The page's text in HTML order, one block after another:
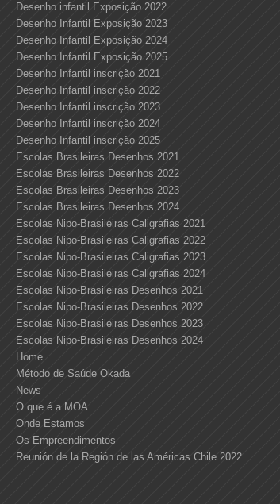
Desenho infantil Exposição 2022
Desenho Infantil Exposição 2023
Desenho Infantil Exposição 2024
Desenho Infantil Exposição 2025
Desenho Infantil inscrição 2021
Desenho Infantil inscrição 2022
Desenho Infantil inscrição 2023
Desenho Infantil inscrição 2024
Desenho Infantil inscrição 2025
Escolas Brasileiras Desenhos 2021
Escolas Brasileiras Desenhos 2022
Escolas Brasileiras Desenhos 2023
Escolas Brasileiras Desenhos 2024
Escolas Nipo-Brasileiras Caligrafias 2021
Escolas Nipo-Brasileiras Caligrafias 2022
Escolas Nipo-Brasileiras Caligrafias 2023
Escolas Nipo-Brasileiras Caligrafias 2024
Escolas Nipo-Brasileiras Desenhos 2021
Escolas Nipo-Brasileiras Desenhos 2022
Escolas Nipo-Brasileiras Desenhos 2023
Escolas Nipo-Brasileiras Desenhos 2024
Home
Método de Saúde Okada
News
O que é a MOA
Onde Estamos
Os Empreendimentos
Reunión de la Región de las Américas Chile 2022